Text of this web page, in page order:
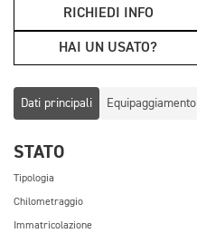
RICHIEDI INFO
HAI UN USATO?
Dati principali Equipaggiamento
STATO
Tipologia
Chilometraggio
Immatricolazione